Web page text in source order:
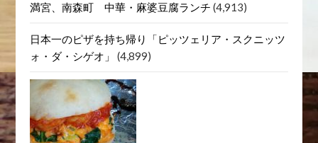
満宮、南森町 中華・麻婆豆腐ランチ (4,913)
日本一のピザを持ち帰り「ピッツェリア・スクニッツ
ォ・ダ・シゲオ」
(4,899)